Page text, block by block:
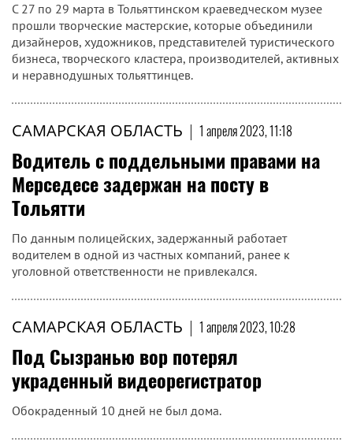
С 27 по 29 марта в Тольяттинском краеведческом музее
прошли творческие мастерские, которые объединили
дизайнеров, художников, представителей туристического
бизнеса, творческого кластера, производителей, активных
и неравнодушных тольяттинцев.
САМАРСКАЯ ОБЛАСТЬ | 1 апреля 2023, 11:18
Водитель с поддельными правами на
Мерседесе задержан на посту в
Тольятти
По данным полицейских, задержанный работает
водителем в одной из частных компаний, ранее к
уголовной ответственности не привлекался.
САМАРСКАЯ ОБЛАСТЬ | 1 апреля 2023, 10:28
Под Сызранью вор потерял
украденный видеорегистратор
Обокраденный 10 дней не был дома.